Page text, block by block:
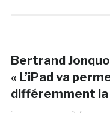
Bertrand
« L’iPad va
différemment la